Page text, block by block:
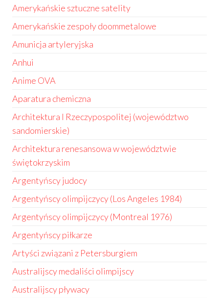
Amerykańskie sztuczne satelity
Amerykańskie zespoły doommetalowe
Amunicja artyleryjska
Anhui
Anime OVA
Aparatura chemiczna
Architektura I Rzeczypospolitej (województwo
sandomierskie)
Architektura renesansowa w województwie
świętokrzyskim
Argentyńscy judocy
Argentyńscy olimpijczycy (Los Angeles 1984)
Argentyńscy olimpijczycy (Montreal 1976)
Argentyńscy piłkarze
Artyści związani z Petersburgiem
Australijscy medaliści olimpijscy
Australijscy pływacy